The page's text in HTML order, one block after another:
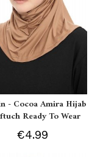
- Cocoa Amira Hijab
Ready To Wear
€4.99